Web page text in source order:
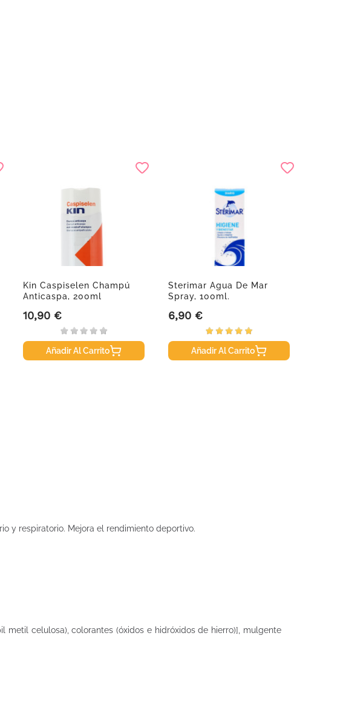
Kin Caspiselen Champú
Anticaspa, 200ml
Precio
10,90 €
Añadir Al Carrito
Sterimar Agua De Mar
Spray, 100ml.
Precio
6,90 €
Añadir Al Carrito
y respiratorio. Mejora el rendimiento deportivo.
metil celulosa), colorantes (óxidos e hidróxidos de hierro)], mulgente